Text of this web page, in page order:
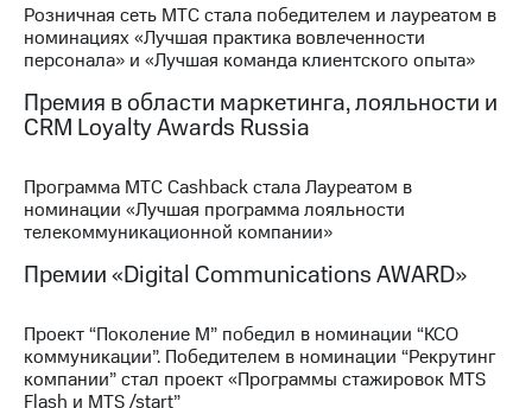
Описание
Программа
приобретения
Порядок
выкупа
акций
Рынок
облигаций
Описание
Еврооблигации-2023
Уведомление
погашении
именных
облигаций
Другое
Розничная сеть МТС стала победителем и лауреатом в
номинациях «Лучшая практика вовлеченности
персонала» и «Лучшая команда клиентского опыта»
Премия в области маркетинга, лояльности и
CRM Loyalty Awards Russia
Программа МТС Cashback стала Лауреатом в
номинации «Лучшая программа лояльности
телекоммуникационной компании»
Премии «Digital Communications AWARD»
Проект “Поколение М” победил в номинации “КСО
коммуникации”. Победителем в номинации “Рекрутинг
компании” стал проект «Программы стажировок MTS
Flash и MTS /start”